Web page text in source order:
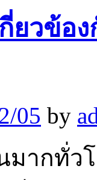
ยวข้อ
05 by
ากทั่ว